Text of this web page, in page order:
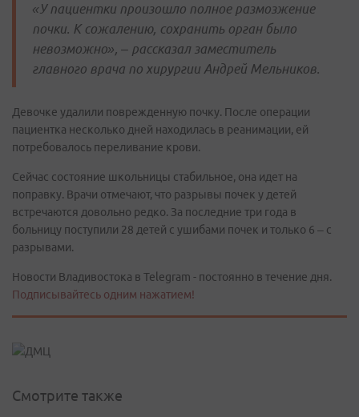
«У пациентки произошло полное размозжение
почки. К сожалению, сохранить орган было
невозможно», – рассказал заместитель
главного врача по хирургии Андрей Мельников.
Девочке удалили поврежденную почку. После операции
пациентка несколько дней находилась в реанимации, ей
потребовалось переливание крови.
Сейчас состояние школьницы стабильное, она идет на
поправку. Врачи отмечают, что разрывы почек у детей
встречаются довольно редко. За последние три года в
больницу поступили 28 детей с ушибами почек и только 6 – с
разрывами.
Новости Владивостока в Telegram - постоянно в течение дня.
Подписывайтесь одним нажатием!
Смотрите также